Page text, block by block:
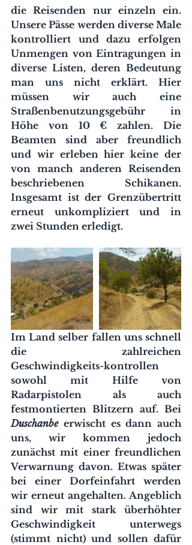
die Reisenden nur einzeln ein.
Unsere Pässe werden diverse Male
kontrolliert und dazu erfolgen
Unmengen von Eintragungen in
diverse Listen, deren Bedeutung
man uns nicht erklärt. Hier
müssen wir auch eine
Straßenbenutzungsgebühr in
Höhe von 10 € zahlen. Die
Beamten sind aber freundlich
und wir erleben hier keine der
von manch anderen Reisenden
beschriebenen Schikanen.
Insgesamt ist der Grenzübertritt
erneut unkompliziert und in
zwei Stunden erledigt.
Im Land selber fallen uns schnell
die zahlreichen
Geschwindigkeits-kontrollen
sowohl mit Hilfe von
Radarpistolen als auch
Duschanbe erwischt es dann auch
uns, wir kommen jedoch
zunächst mit einer freundlichen
Verwarnung davon. Etwas später
bei einer Dorfeinfahrt werden
wir erneut angehalten. Angeblich
sind wir mit stark überhöhter
Geschwindigkeit unterwegs
(stimmt nicht) und sollen dafür